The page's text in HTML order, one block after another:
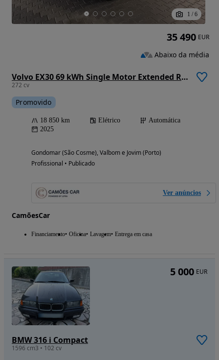
1 / 6
Volvo EX30 69 kWh Single Motor Extended Range Plus
272 cv
Promovido
18 850 km Elétrico
Automática
2025
Gondomar (São Cosme), Valbom e Jovim (Porto)
Profissional • Publicado
Ver anúncios
CamõesCar
Financiamento Oficina Lavagem Entrega em casa
35 490 EUR
Abaixo da média
BMW 316 i Compact
1596 cm3 • 102 cv
5 000 EUR